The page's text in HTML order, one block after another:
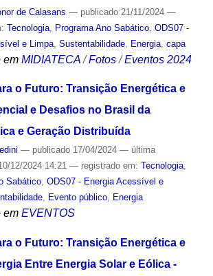
de Calasans — publicado21/11/2024 —
Tecnologia, Programa Ano Sabático, ODS07 -
e Limpa, Sustentabilidade, Energia, capa
em MIDIATECA /Fotos /Eventos 2024
o Futuro: Transição Energética e
e Desafios no Brasil da
e Geração Distribuída
— publicado17/04/2024 — última
12/2024 14:21 — registrado em: Tecnologia,
Sabático, ODS07 - Energia Acessível e
, Evento público, Energia
em EVENTOS
o Futuro: Transição Energética e
Entre Energia Solar e Eólica -